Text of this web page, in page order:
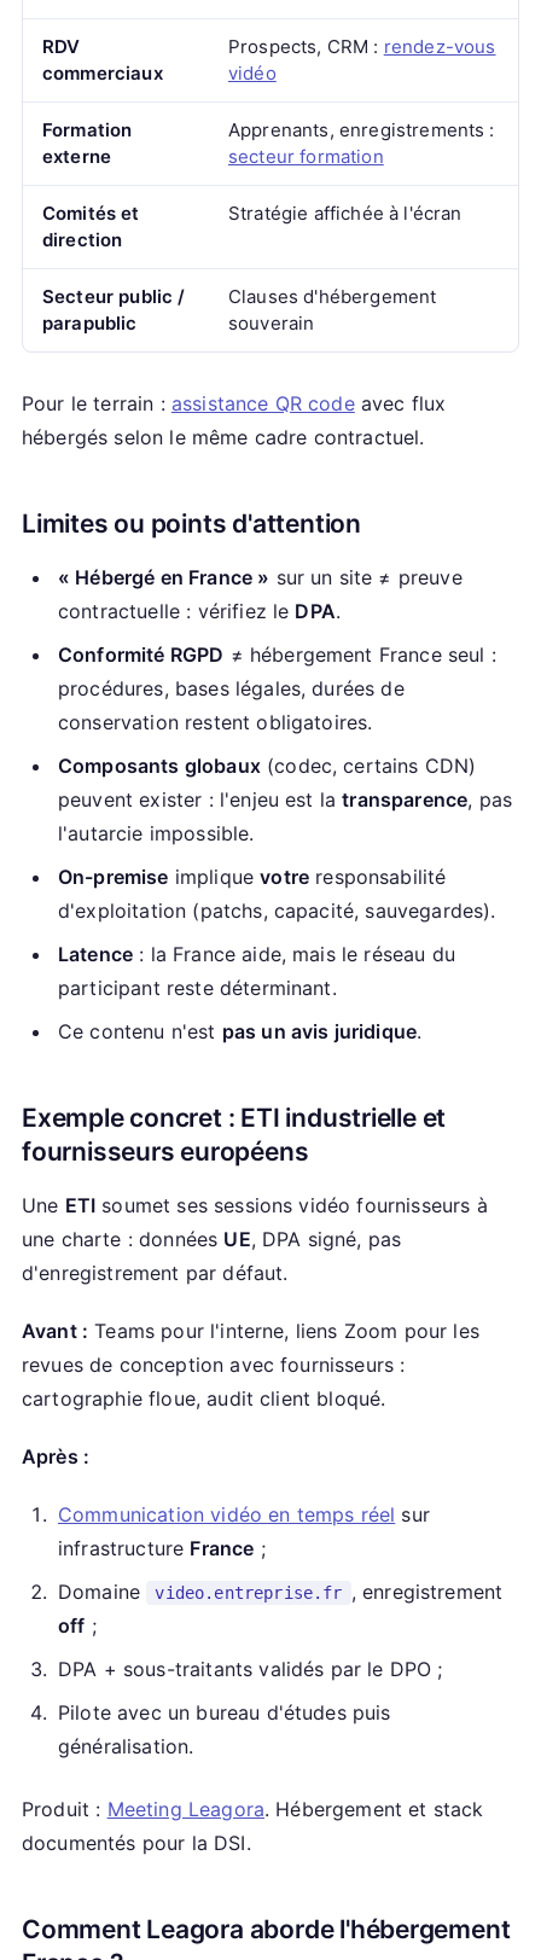
RDV
commerciaux
Prospects, CRM : rendez-vous
vidéo
Formation
externe
Apprenants, enregistrements :
secteur formation
Comités et
direction
Stratégie affichée à l'écran
Secteur public /
parapublic
Clauses d'hébergement
souverain
Pour le terrain : assistance QR codeavec flux
hébergés selon le même cadre contractuel.
Limites ou points d'attention
« Hébergé en France » sur un site ≠ preuve
contractuelle : vérifiez le DPA.
Conformité RGPD ≠ hébergement France seul :
procédures, bases légales, durées de
conservation restent obligatoires.
Composants globaux(codec, certains CDN)
peuvent exister : l'enjeu est latransparence, pas
l'autarcie impossible.
On-premise impliquevotre responsabilité
d'exploitation (patchs, capacité, sauvegardes).
Latence : la France aide, mais le réseau du
participant reste déterminant.
Ce contenu n'est pas un avis juridique.
Exemple concret : ETI industrielle et
fournisseurs européens
Une ETI soumet ses sessions vidéo fournisseurs à
une charte : données UE, DPA signé, pas
d'enregistrement par défaut.
Avant : Teams pour l'interne, liens Zoom pour les
revues de conception avec fournisseurs :
cartographie floue, audit client bloqué.
Après :
Communication vidéo en temps réel sur
infrastructure France ;
Domaine
video.entreprise.fr , enregistrement
off ;
DPA + sous-traitants validés par le DPO ;
Pilote avec un bureau d'études puis
généralisation.
Produit : Meeting Leagora. Hébergement et stack
documentés pour la DSI.
Comment Leagora aborde l'hébergement